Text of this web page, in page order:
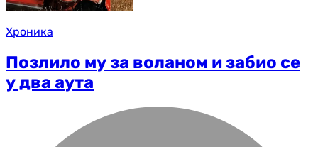
Хроника
Позлило му за воланом и забио се
у два аута